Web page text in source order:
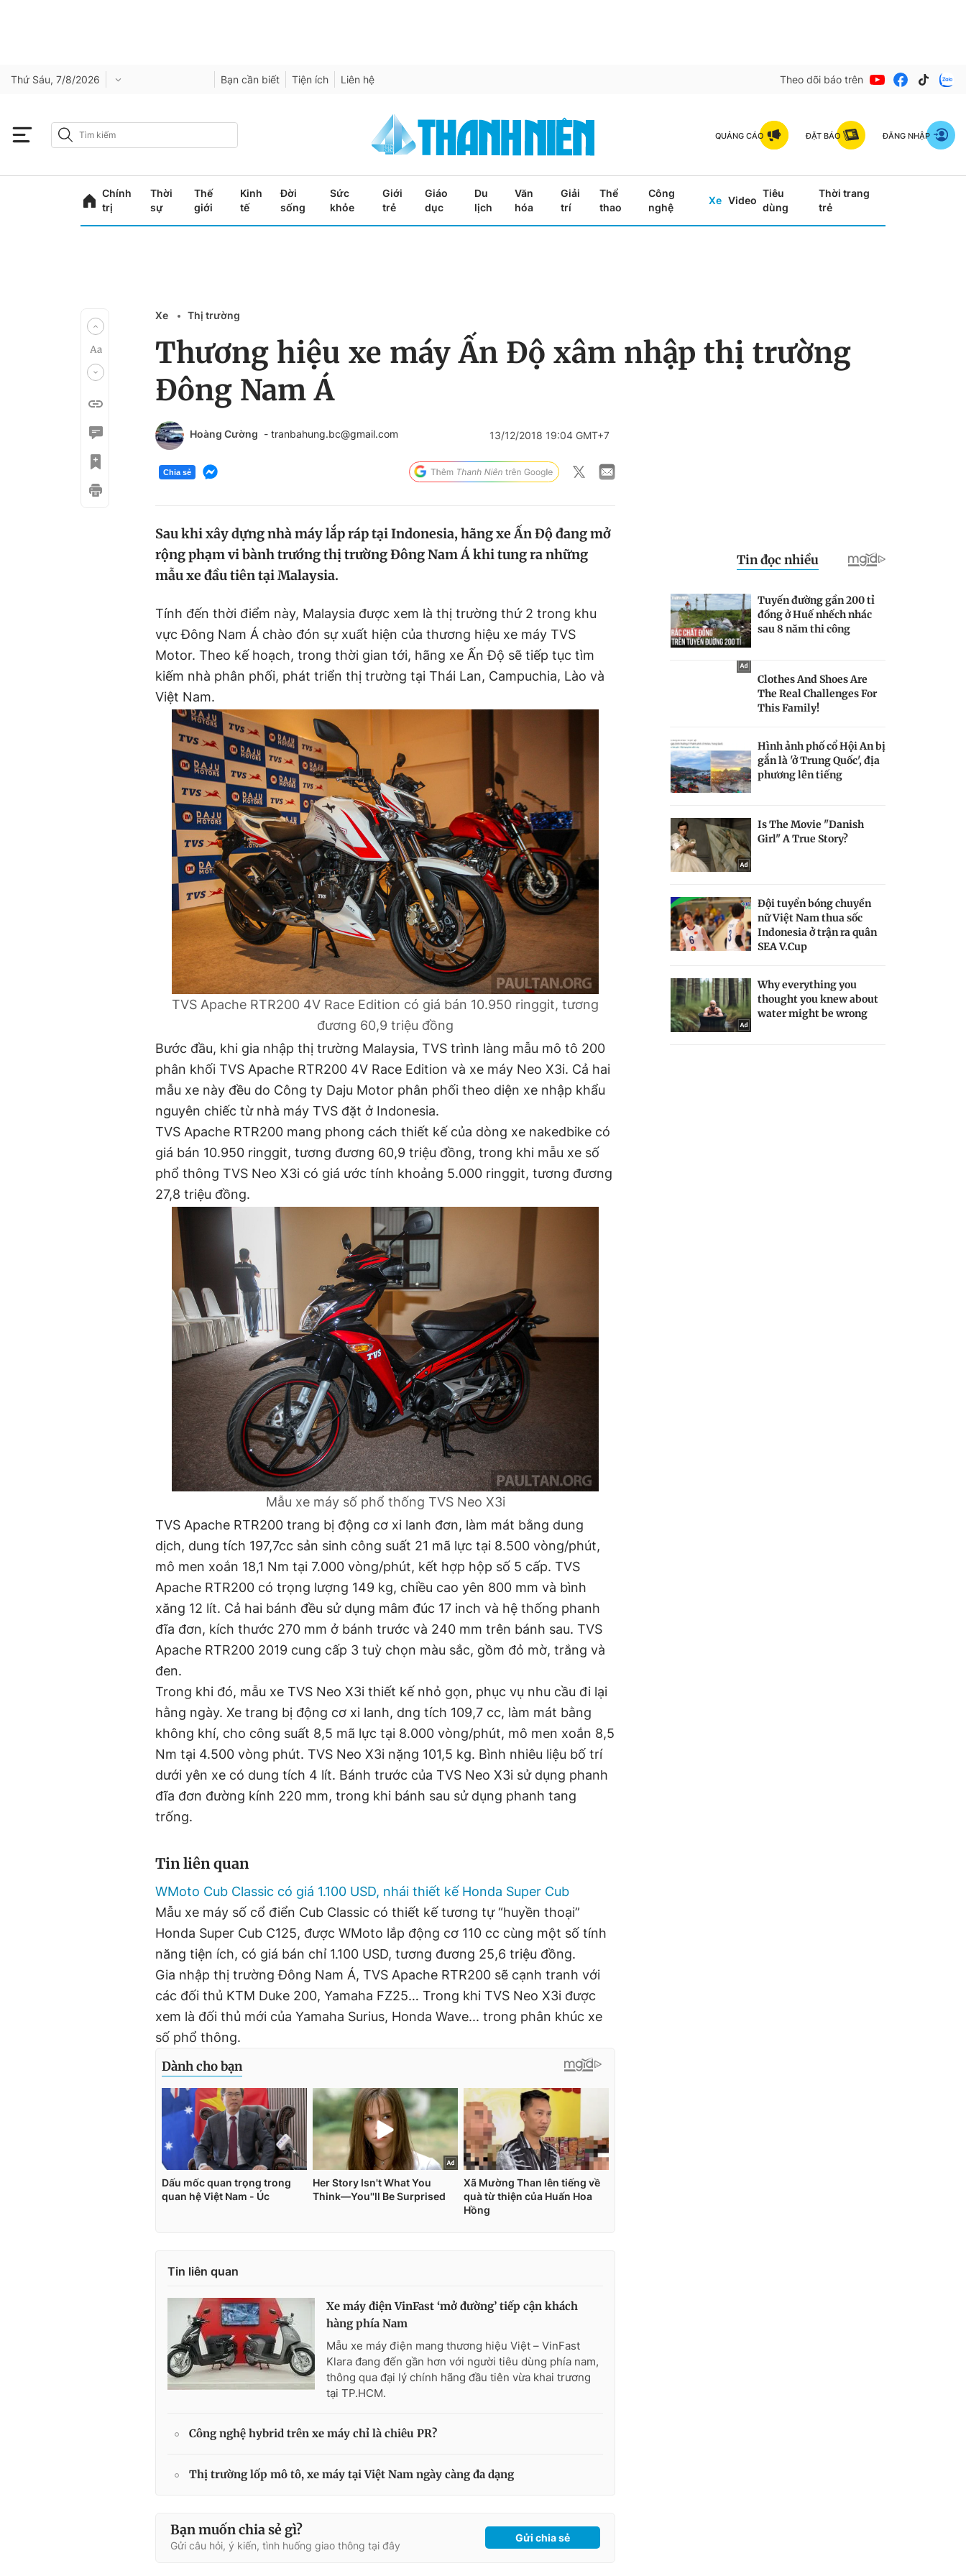
Thứ Sáu, 7/8/2026 Bạn cần biết Tiện ích Liên hệ Theo dõi báo trên
QUẢNG CÁO ĐẶT BÁO ĐĂNG NHẬP
Chính
trị
Thời
sự
Thế
giới
Kinh
tế
Đời
sống
Sức
khỏe
Giới
trẻ
Giáo
dục
Du
lịch
Văn
hóa
Giải
trí
Thể
thao
Công
nghệ
Xe Video
Tiêu
dùng
Thời trang
trẻ
Xe Thị trường
Thương hiệu xe máy Ấn Độ xâm nhập thị trường
Đông Nam Á
Hoàng Cường - tranbahung.bc@gmail.com 13/12/2018 19:04 GMT+7
Chia sẻ
Sau khi xây dựng nhà máy lắp ráp tại Indonesia, hãng xe Ấn Độ đang mở
rộng phạm vi bành trướng thị trường Đông Nam Á khi tung ra những
mẫu xe đầu tiên tại Malaysia.
Tính đến thời điểm này, Malaysia được xem là thị trường thứ 2 trong khu
vực Đông Nam Á chào đón sự xuất hiện của thương hiệu xe máy TVS
Motor. Theo kế hoạch, trong thời gian tới, hãng xe Ấn Độ sẽ tiếp tục tìm
kiếm nhà phân phối, phát triển thị trường tại Thái Lan, Campuchia, Lào và
Việt Nam.
TVS Apache RTR200 4V Race Edition có giá bán 10.950 ringgit, tương
đương 60,9 triệu đồng
Bước đầu, khi gia nhập thị trường Malaysia, TVS trình làng mẫu mô tô 200
phân khối TVS Apache RTR200 4V Race Edition và xe máy Neo X3i. Cả hai
mẫu xe này đều do Công ty Daju Motor phân phối theo diện xe nhập khẩu
nguyên chiếc từ nhà máy TVS đặt ở Indonesia.
TVS Apache RTR200 mang phong cách thiết kế của dòng xe nakedbike có
giá bán 10.950 ringgit, tương đương 60,9 triệu đồng, trong khi mẫu xe số
phổ thông TVS Neo X3i có giá ước tính khoảng 5.000 ringgit, tương đương
27,8 triệu đồng.
Mẫu xe máy số phổ thống TVS Neo X3i
TVS Apache RTR200 trang bị động cơ xi lanh đơn, làm mát bằng dung
dịch, dung tích 197,7cc sản sinh công suất 21 mã lực tại 8.500 vòng/phút,
mô men xoắn 18,1 Nm tại 7.000 vòng/phút, kết hợp hộp số 5 cấp. TVS
Apache RTR200 có trọng lượng 149 kg, chiều cao yên 800 mm và bình
xăng 12 lít. Cả hai bánh đều sử dụng mâm đúc 17 inch và hệ thống phanh
đĩa đơn, kích thước 270 mm ở bánh trước và 240 mm trên bánh sau. TVS
Apache RTR200 2019 cung cấp 3 tuỳ chọn màu sắc, gồm đỏ mờ, trắng và
đen.
Trong khi đó, mẫu xe TVS Neo X3i thiết kế nhỏ gọn, phục vụ nhu cầu đi lại
hằng ngày. Xe trang bị động cơ xi lanh, dng tích 109,7 cc, làm mát bằng
không khí, cho công suất 8,5 mã lực tại 8.000 vòng/phút, mô men xoắn 8,5
Nm tại 4.500 vòng phút. TVS Neo X3i nặng 101,5 kg. Bình nhiêu liệu bố trí
dưới yên xe có dung tích 4 lít. Bánh trước của TVS Neo X3i sử dụng phanh
đĩa đơn đường kính 220 mm, trong khi bánh sau sử dụng phanh tang
trống.
Tin liên quan
WMoto Cub Classic có giá 1.100 USD, nhái thiết kế Honda Super Cub
Mẫu xe máy số cổ điển Cub Classic có thiết kế tương tự “huyền thoại”
Honda Super Cub C125, được WMoto lắp động cơ 110 cc cùng một số tính
năng tiện ích, có giá bán chỉ 1.100 USD, tương đương 25,6 triệu đồng.
Gia nhập thị trường Đông Nam Á, TVS Apache RTR200 sẽ cạnh tranh với
các đối thủ KTM Duke 200, Yamaha FZ25… Trong khi TVS Neo X3i được
xem là đối thủ mới của Yamaha Surius, Honda Wave... trong phân khúc xe
số phổ thông.
Tin liên quan
Xe máy điện VinFast ‘mở đường’ tiếp cận khách
hàng phía Nam
Mẫu xe máy điện mang thương hiệu Việt – VinFast
Klara đang đến gần hơn với người tiêu dùng phía nam,
thông qua đại lý chính hãng đầu tiên vừa khai trương
tại TP.HCM.
Công nghệ hybrid trên xe máy chỉ là chiêu PR?
Thị trường lốp mô tô, xe máy tại Việt Nam ngày càng đa dạng
Bạn muốn chia sẻ gì?
Gửi câu hỏi, ý kiến, tình huống giao thông tại đây
Gửi chia sẻ